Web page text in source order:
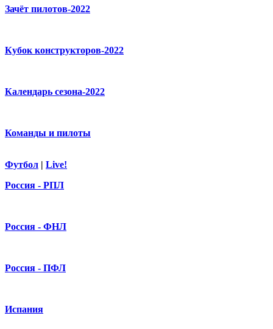
Зачёт пилотов-2022
Кубок конструкторов-2022
Календарь сезона-2022
Команды и пилоты
Футбол | Live!
Россия - РПЛ
Россия - ФНЛ
Россия - ПФЛ
Испания